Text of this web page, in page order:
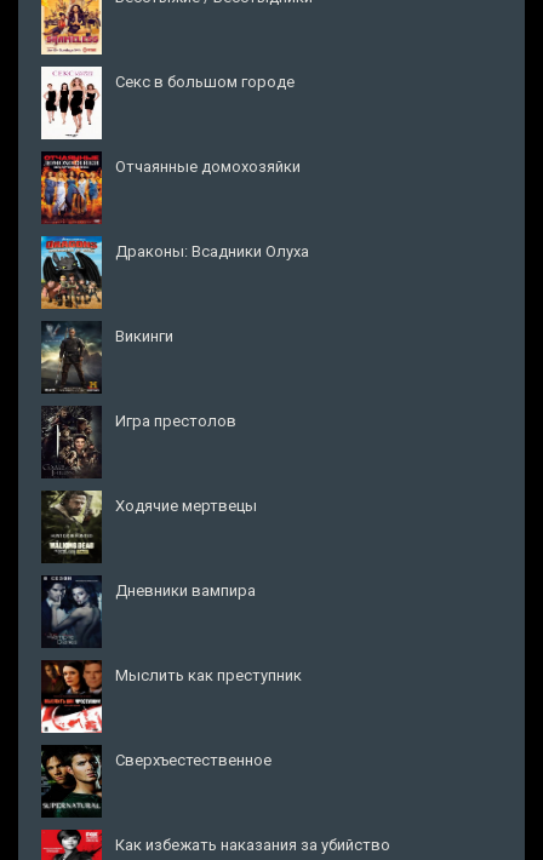
Секс в большом городе
Отчаянные домохозяйки
Драконы: Всадники Олуха
Викинги
Игра престолов
Ходячие мертвецы
Дневники вампира
Мыслить как преступник
Сверхъестественное
Как избежать наказания за убийство